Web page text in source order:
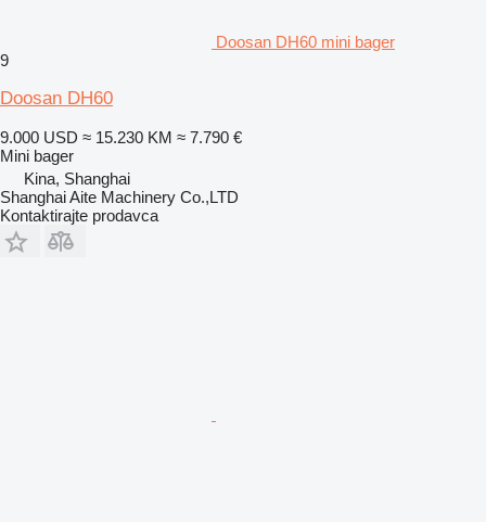
Doosan DH60 mini bager
9
Doosan DH60
9.000 USD ≈ 15.230 KM ≈ 7.790 €
Mini bager
Kina, Shanghai
Shanghai Aite Machinery Co.,LTD
Kontaktirajte prodavca